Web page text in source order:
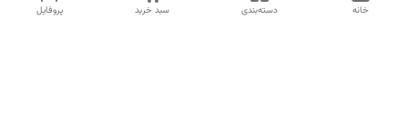
پروفایل سبد خرید دسته‌بندی خانه